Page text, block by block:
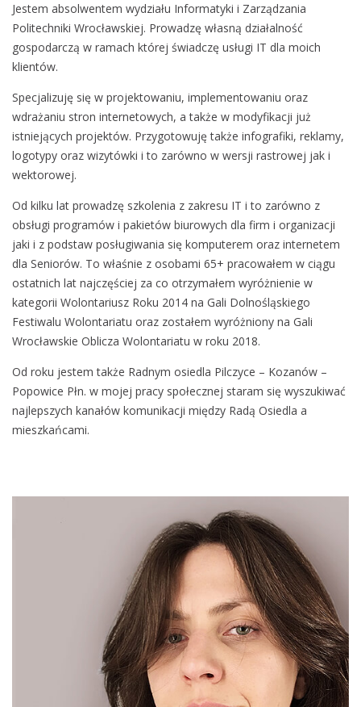
Jestem absolwentem wydziału Informatyki i Zarządzania
Politechniki Wrocławskiej. Prowadzę własną działalność
gospodarczą w ramach której świadczę usługi IT dla moich
klientów.
Specjalizuję się w projektowaniu, implementowaniu oraz
wdrażaniu stron internetowych, a także w modyfikacji już
istniejących projektów. Przygotowuję także infografiki, reklamy,
logotypy oraz wizytówki i to zarówno w wersji rastrowej jak i
wektorowej.
Od kilku lat prowadzę szkolenia z zakresu IT i to zarówno z
obsługi programów i pakietów biurowych dla firm i organizacji
jaki i z podstaw posługiwania się komputerem oraz internetem
dla Seniorów. To właśnie z osobami 65+ pracowałem w ciągu
ostatnich lat najczęściej za co otrzymałem wyróżnienie w
kategorii Wolontariusz Roku 2014 na Gali Dolnośląskiego
Festiwalu Wolontariatu oraz zostałem wyróżniony na Gali
Wrocławskie Oblicza Wolontariatu w roku 2018.
Od roku jestem także Radnym osiedla Pilczyce – Kozanów –
Popowice Płn. w mojej pracy społecznej staram się wyszukiwać
najlepszych kanałów komunikacji między Radą Osiedla a
mieszkańcami.